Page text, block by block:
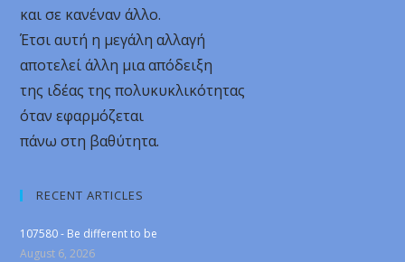
και σε κανέναν άλλο.
Έτσι αυτή η μεγάλη αλλαγή
αποτελεί άλλη μια απόδειξη
της ιδέας της πολυκυκλικότητας
όταν εφαρμόζεται
πάνω στη βαθύτητα.
RECENT ARTICLES
107580 - Be different to be
August 6, 2026